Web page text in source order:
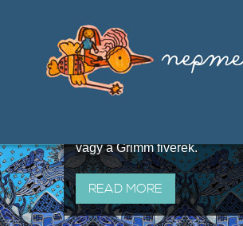
útján terjedő elbeszélésekből,
melyeket olyan ismert gyűjtők
állítottak össze, mint Benedek
vagy a Grimm fivérek.
READ MORE